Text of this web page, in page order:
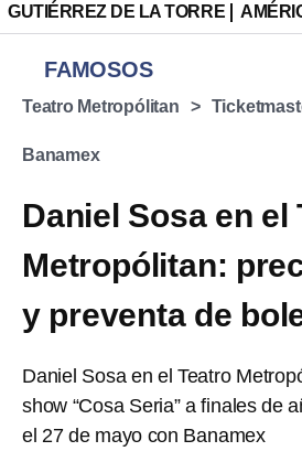
GUTIÉRREZ DE LA TORRE
FAMOSOS
Teatro Metropólitan
Banamex
Daniel Sosa en el
Metropólitan:
y preventa de
Daniel Sosa en el Teatro
show “Cosa Seria” a finales de
el 27 de mayo con Banamex